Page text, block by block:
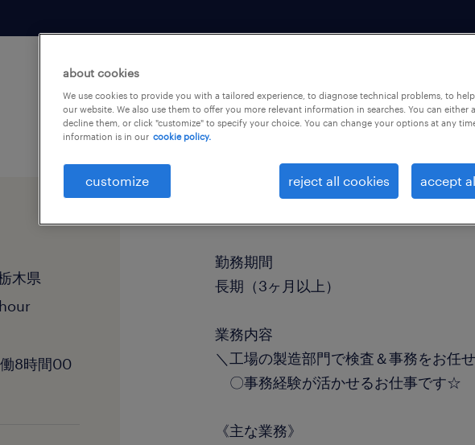
木県
8時間00
勤務期間
長期（3ヶ月以上）
業務内容
＼工場の製造部門で検査＆事務をお任
〇事務経験が活かせるお仕事です☆
《主な業務》
about cookies
We use cookies to provide you with a tailored experience, to diagnose technical problems, to
our website. We also use them to offer you more relevant information in searches. You can either
decline them, or click "customize" to specify your choice. You can change your options at any
information is in our cookie policy.
customize reject all cookies accept